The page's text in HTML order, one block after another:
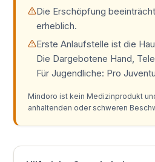
Die Erschöpfung
erheblich.
Erste Anlaufstelle ist die
Die Dargebotene Hand,
Für Jugendliche: Pro
Mindoro ist kein Medizinprodukt
anhaltenden oder schweren